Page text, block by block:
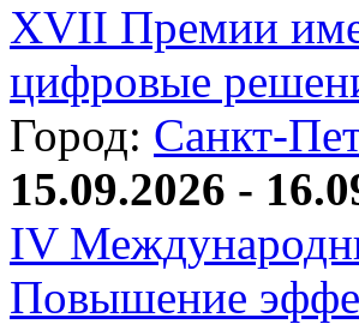
XVII Премии
цифровые
Город: Санкт-
15.09.2026 -
IV
Повышение